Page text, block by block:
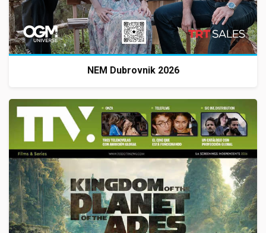
NEM Dubrovnik 2026